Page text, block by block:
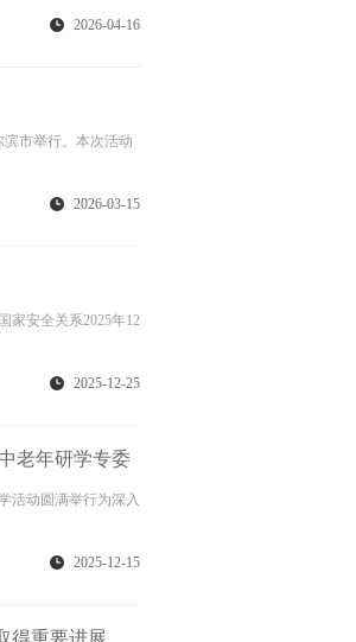
2026-04-16
市举行。本次活动
2026-03-15
家安全关系2025年12
2025-12-25
老年研学专委
活动圆满举行为深入
2025-12-15
得重要进展